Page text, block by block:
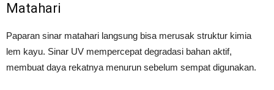
Matahari
Paparan sinar matahari langsung bisa merusak struktur kimia
lem kayu. Sinar UV mempercepat degradasi bahan aktif,
membuat daya rekatnya menurun sebelum sempat digunakan.